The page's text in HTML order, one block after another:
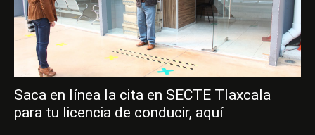
Saca en línea la cita en SECTE Tlaxcala
para tu licencia de conducir, aquí